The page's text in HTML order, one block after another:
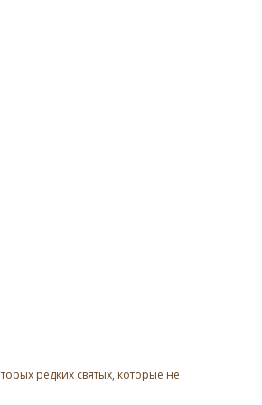
редких святых, которые не